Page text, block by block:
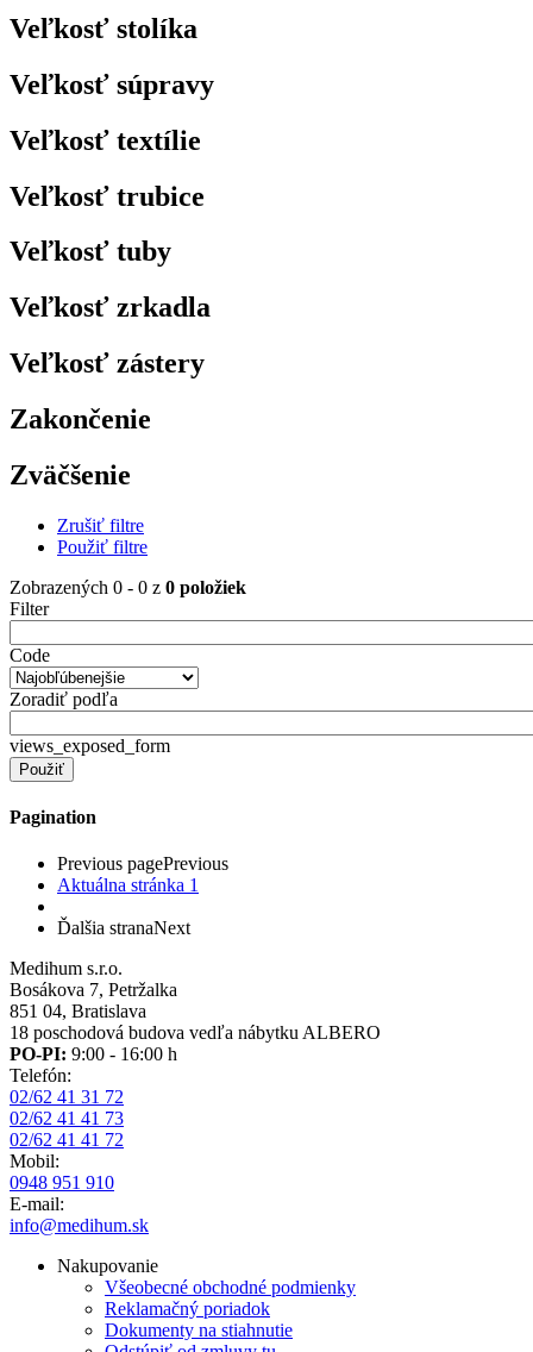
Veľkosť stolíka
Veľkosť súpravy
Veľkosť textílie
Veľkosť trubice
Veľkosť tuby
Veľkosť zrkadla
Veľkosť zástery
Zakončenie
Zväčšenie
Zrušiť filtre
Použiť filtre
Zobrazených 0 - 0 z 0 položiek
Filter
Code
Zoradiť podľa
views_exposed_form
Pagination
Previous pagePrevious
Aktuálna stránka 1
Ďalšia stranaNext
Medihum s.r.o.
Bosákova 7, Petržalka
851 04, Bratislava
18 poschodová budova vedľa nábytku ALBERO
PO-PI: 9:00 - 16:00 h
Telefón:
02/62 41 31 72
02/62 41 41 73
02/62 41 41 72
Mobil:
0948 951 910
E-mail:
info@medihum.sk
Nakupovanie
Všeobecné obchodné podmienky
Reklamačný poriadok
Dokumenty na stiahnutie